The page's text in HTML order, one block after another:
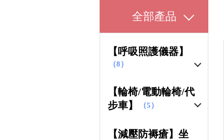
全部產品
【呼吸照護儀器】
（8）
【輪椅/電動輪椅/代
步車】
（5）
【減壓防褥瘡】坐